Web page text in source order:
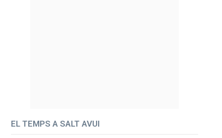
EL TEMPS A SALT AVUI